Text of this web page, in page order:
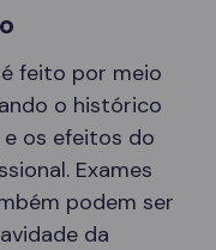
feito por meio
o histórico
os efeitos do
Exames
podem ser
da